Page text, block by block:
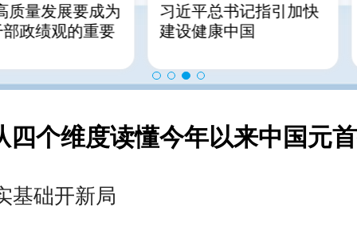
质量发展要成为
政绩观的重要
习近平总书记指引加快
建设健康中国
四个维度读懂今年以来中国元
基础开新局